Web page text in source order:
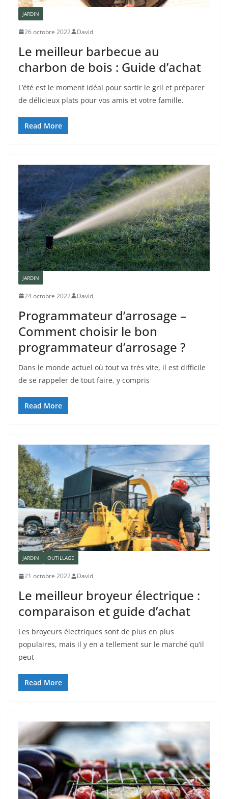
JARDIN
26 octobre 2022 David
Le meilleur barbecue au
charbon de bois : Guide d’achat
L’été est le moment idéal pour sortir le gril et préparer
de délicieux plats pour vos amis et votre famille.
Read More
JARDIN
24 octobre 2022 David
Programmateur d’arrosage –
Comment choisir le bon
programmateur d’arrosage ?
Dans le monde actuel où tout va très vite, il est difficile
de se rappeler de tout faire, y compris
Read More
JARDIN OUTILLAGE
21 octobre 2022 David
Le meilleur broyeur électrique :
comparaison et guide d’achat
Les broyeurs électriques sont de plus en plus
populaires, mais il y en a tellement sur le marché qu’il
peut
Read More